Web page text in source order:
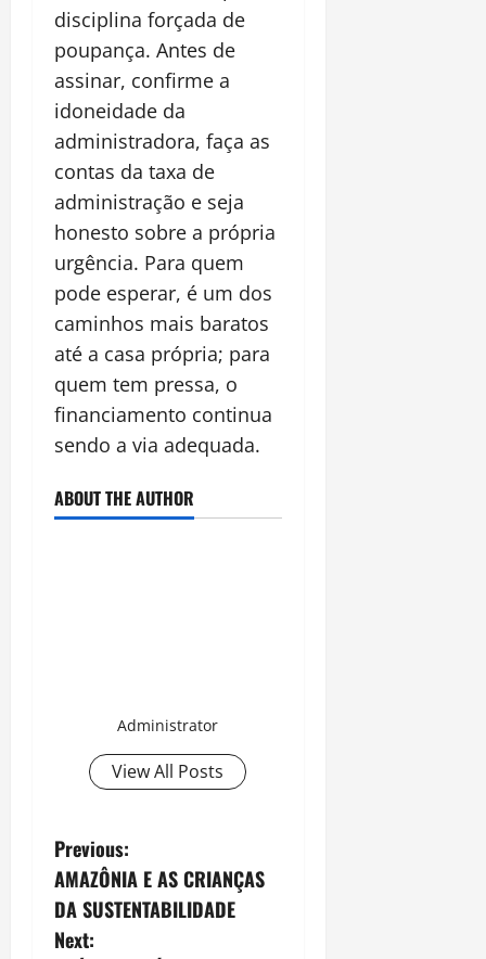
disciplina forçada de
poupança. Antes de
assinar, confirme a
idoneidade da
administradora, faça as
contas da taxa de
administração e seja
honesto sobre a própria
urgência. Para quem
pode esperar, é um dos
caminhos mais baratos
até a casa própria; para
quem tem pressa, o
financiamento continua
sendo a via adequada.
ABOUT THE AUTHOR
Administrator
View All Posts
P
o
s
Previous:
AMAZÔNIA E AS CRIANÇAS
DA SUSTENTABILIDADE
Next: